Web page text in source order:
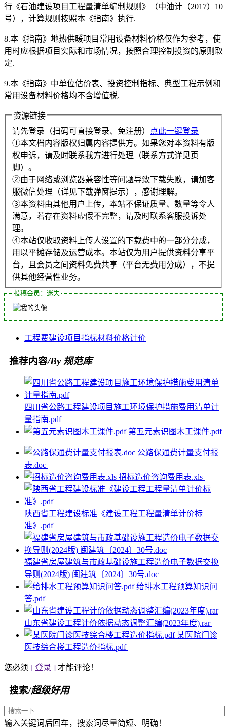
行《石油建设项目工程量清单编制规则》（中油计（2017）10
号），计算规则按照本《指南》执行.
8.本《指南》地热供暖项目常用设备材料价格仅作为参考，使
用时应根据项目实际和市场情况，按照合理控制投资的原则取
定.
9.本《指南》中单位估价表、投资控制指标、典型工程示例和
常用设备材料价格均不含增值税.
资源链接
请先登录（扫码可直接登录、免注册）
点此一键登录
①本文档内容版权归属内容提供方。如果您对本资料有版
权申诉，请及时联系我方进行处理（联系方式详见页
脚）。
②由于网络或浏览器兼容性等问题导致下载失败，请加客
服微信处理（详见下载弹窗提示），感谢理解。
③本资料由其他用户上传，本站不保证质量、数量等令人
满意，若存在资料虚假不完整，请及时联系客服投诉处
理。
④本站仅收取资料上传人设置的下载费中的一部分分成，
用以平摊存储及运营成本。本站仅为用户提供资料分享平
台，且会员之间资料免费共享（平台无费用分成），不提
供其他经营性业务。
投稿会员：迷失
工程费建设项目指标材料价格计价
推荐内容/By 规范库
四川省公路工程建设项目施工环境保护措施费用清单计
量指南.pdf
第五元素识图木工课件.pdf
公路保通费计量支付报
表.doc
招标造价咨询费用表.xls
陕西省工程建设标准《建设工程工程量清单计价标
准》.pdf
福建省房屋建筑与市政基础设施工程造价电子数据交换
导则(2024版) 闽建筑〔2024〕30号.doc
给排水工程预算知识问
答.pdf
山东省建设工程计价依据动态调整汇编(2023年度).rar
某医院门诊
医技综合楼工程造价指标.pdf
您必须 [ 登录 ] 才能评论！
搜索/超级好用
输入关键词后回车，搜索词尽量简短、明确！